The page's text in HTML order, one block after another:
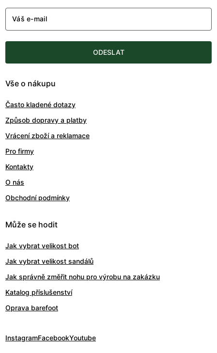
Váš e-mail
ODESLAT
Vše o nákupu
Často kladené dotazy
Způsob dopravy a platby
Vrácení zboží a reklamace
Pro firmy
Kontakty
O nás
Obchodní podmínky
Může se hodit
Jak vybrat velikost bot
Jak vybrat velikost sandálů
Jak správně změřit nohu pro výrobu na zakázku
Katalog příslušenství
Oprava barefoot
InstagramFacebookYoutube